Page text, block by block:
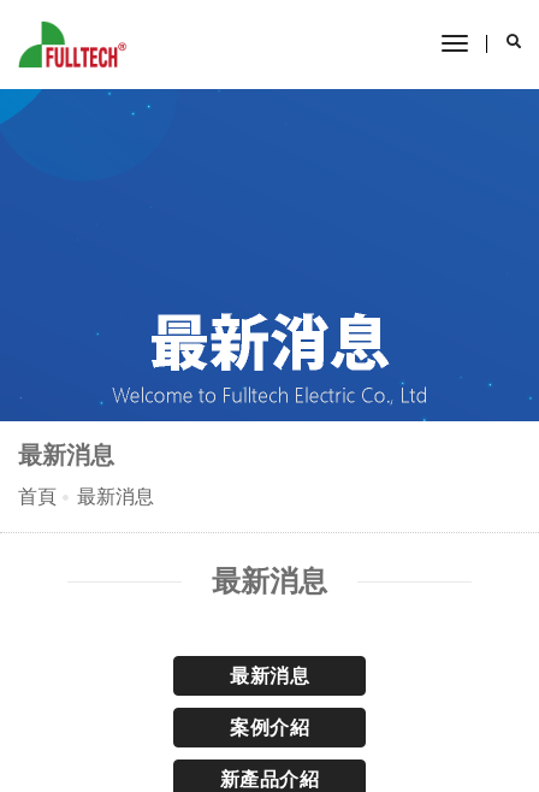
toggle
最新消息
首頁 最新消息
最新消息
最新消息
案例介紹
新產品介紹